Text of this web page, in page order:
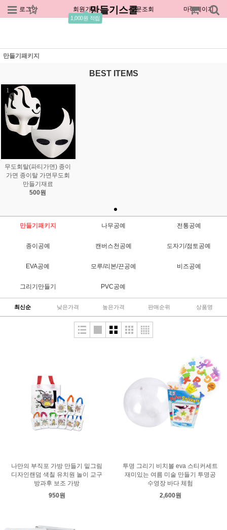
로그인 회원가입
1,000원 적립
주문조회 마이페이지
만들기스쿨
만들기패키지
BEST ITEMS
1
무도회탈(파티가면) 종이
가면 종이탈 가면무도회
만들기재료
500원
만들기패키지 나무공예 전통공예
종이공예 캔버스천공예 도자기/점토공예
EVA공예 모루/리본/끈공예 비즈공예
그리기만들기 PVC공예
최신순 낮은가격 높은가격 판매순위 상품명
나만의 부직포 가방 만들기 밑그림
디자인랜덤 색칠 유치원 놀이 교구
방과후 보조 가방
950원
투명 그리기 비치볼 eva 스티커세트
재미있는 여름 미술 만들기 투명공
수영장 바다 체험
2,600원